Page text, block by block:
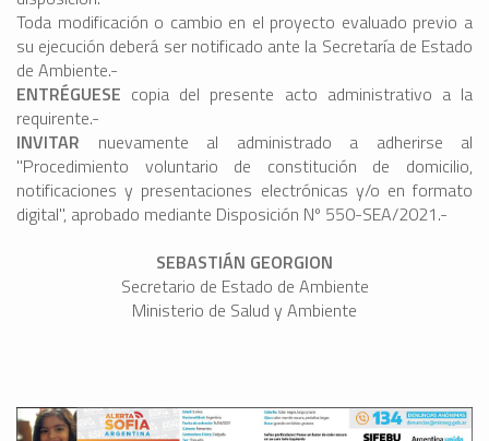
Toda modificación o cambio en el proyecto evaluado previo a
su ejecución deberá ser notificado ante la Secretaría de Estado
de Ambiente.-
ENTRÉGUESE copia del presente acto administrativo a la
requirente.-
INVITAR nuevamente al administrado a adherirse al
"Procedimiento voluntario de constitución de domicilio,
notificaciones y presentaciones electrónicas y/o en formato
digital", aprobado mediante Disposición Nº 550-SEA/2021.-
SEBASTIÁN GEORGION
Secretario de Estado de Ambiente
Ministerio de Salud y Ambiente